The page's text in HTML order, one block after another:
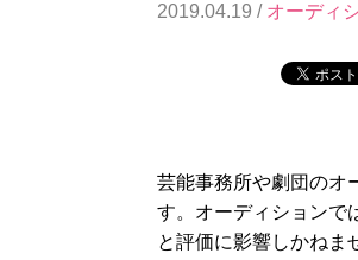
2019.04.19 / オーディ
芸能事務所や劇団のオ
す。オーディションで
と評価に影響しかねま